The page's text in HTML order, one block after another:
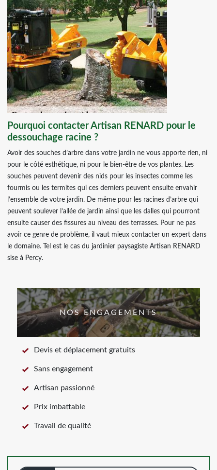
Pourquoi contacter Artisan RENARD pour le
dessouchage racine ?
Avoir des souches d’arbre dans votre jardin ne vous apporte rien, ni
pour le côté esthétique, ni pour le bien-être de vos plantes. Les
souches peuvent devenir des nids pour les insectes comme les
fourmis ou les termites qui ces derniers peuvent ensuite envahir
l’ensemble de votre jardin. De même pour les racines d’arbre qui
peuvent soulever l’allée de jardin ainsi que les dalles qui pourront
ensuite causer des fissures au niveau des terrasses. Pour ne pas
avoir ce genre de problème, il vaut mieux contacter un expert dans
le domaine. Tel est le cas du jardinier paysagiste Artisan RENARD
sise à Percy.
NOS ENGAGEMENTS
Devis et déplacement gratuits
Sans engagement
Artisan passionné
Prix imbattable
Travail de qualité